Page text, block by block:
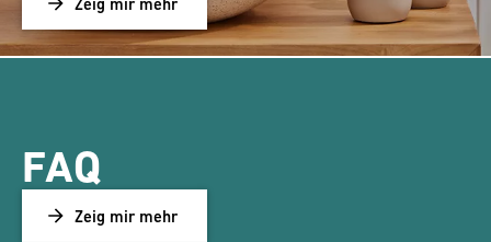
FAQ
Zeig mir mehr